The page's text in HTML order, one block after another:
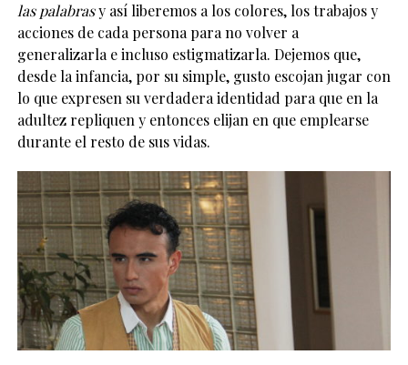
las palabrasy así liberemos a los colores, los trabajos y
acciones de cada persona para no volver a
generalizarla e incluso estigmatizarla. Dejemos que,
desde la infancia, por su simple, gusto escojan jugar con
lo que expresen su verdadera identidad para que en la
adultez repliquen y entonces elijan en que emplearse
durante el resto de sus vidas.